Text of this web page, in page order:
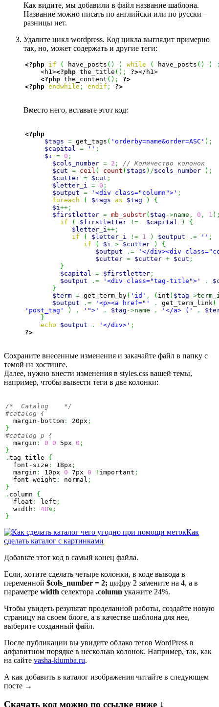
Как видите, мы добавили в файл название шаблона.
Название можно писать по английски или по русски –
разницы нет.
Удалите цикл wordpress. Код цикла выглядит примерно
так, но, может содержать и другие теги:
<?php if ( have_posts ( ) ) while ( have_posts ( ) )
    <h1>
<?php the_title ( ) ; ?></h1>
<?php the_content ( ) ;
?>
<?php endwhile ; endif ; ?>
Вместо него, вставьте этот код:
<?php
$tags = get_tags ( 'orderby=name&order=ASC' ) ;
$capital
= '' ;
$i
= 0 ;
$cols_number = 2 ;
// Количество колонок
$cut = ceil ( count ( $tags ) /$cols_number ) ;
$cutter = $cut ;
$letter_i
= 0 ;
$output = '<div class="column">' ;
foreach
( $tags as $tag )
{
$i ++;
$firstletter = mb_substr( $tag ->name , 0 , 1 )
if
( $firstletter != $capital )
{
$letter_i ++;
if
( $letter_i != 1 ) $output .= '' ;
if
( $i > $cutter )
{
$output
.=
'</div><div
$cutter = $cutter + $cut ;
}
$capital
= $firstletter ;
$output
.= '<div class="tag-title">' .
}
$term = get_term_by( 'id' , ( int ) $tag ->
$output
.= '<p><a href="' . get_term_link (
'post_tag'
) . '">' . $tag ->name . '</a> (' .
}
echo
$output . '</div>' ;
?>
Сохраните внесенные изменения и закачайте файл в папку с
темой на хостинге.
Далее, нужно внести изменения в styles.css вашей темы,
например, чтобы вывести теги в две колонки:
/*  Catalog    */
  margin
- bottom : 20px ;
}
  margin
: 0 0 5px 0 ;
}
. tag -title {
  font
- size : 18px ;
  margin
: 10px 0 7px 0 ! important ;
  font
-weight : normal ;
}
. column {
  float
: left ;
  width
: 48%;
}
Как
сделать каталог с картинками
Добавьте этот код в самый конец файла.
Если, хотите сделать четыре колонки, в коде вывода в
переменной $cols_number = 2; цифру 2 замените на 4, а в
параметре width селектора .column укажите 24%.
Чтобы увидеть результат проделанной работы, создайте новую
страницу на своем блоге, а в качестве шаблона для нее,
выберите созданный файл.
После публикации вы увидите облако тегов WordPress в
алфавитном порядке в несколько колонок. Например, так, как
на сайте vasha-klumba.ru.
А как добавить в каталог изображения читайте в следующем
посте →
Скачать код можно по ссылке ниже ↓